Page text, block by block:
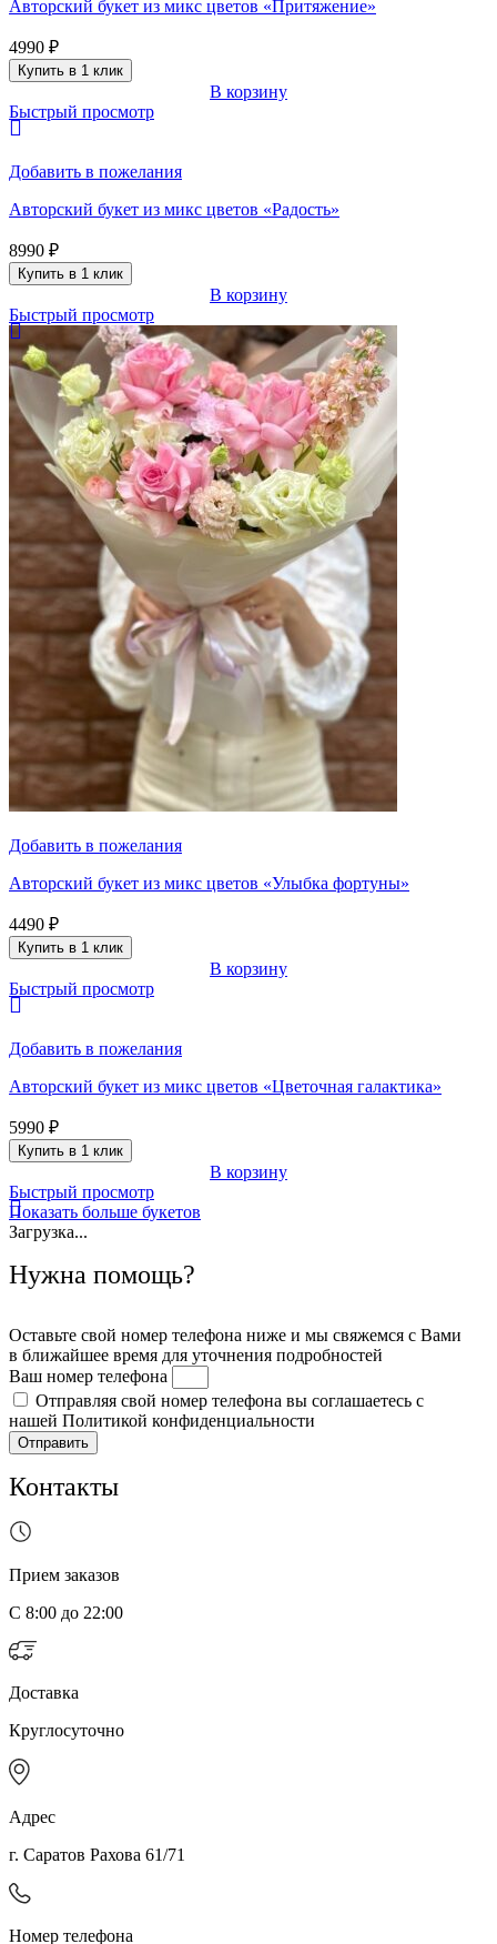
Авторский букет из микс цветов «Притяжение»
4990 ₽
Купить в 1 клик
В корзину
Быстрый просмотр
Добавить в пожелания
Авторский букет из микс цветов «Радость»
8990 ₽
Купить в 1 клик
В корзину
Быстрый просмотр
Добавить в пожелания
Авторский букет из микс цветов «Улыбка фортуны»
4490 ₽
Купить в 1 клик
В корзину
Быстрый просмотр
Добавить в пожелания
Авторский букет из микс цветов «Цветочная галактика»
5990 ₽
Купить в 1 клик
В корзину
Быстрый просмотр
Показать больше букетов
Загрузка...
Нужна помощь?
Оставьте свой номер телефона ниже и мы свяжемся с Вами
в ближайшее время для уточнения подробностей
Ваш номер телефона
Отправляя свой номер телефона вы соглашаетесь с
нашей Политикой конфиденциальности
Отправить
Контакты
Прием заказов
С 8:00 до 22:00
Доставка
Круглосуточно
Адрес
г. Саратов Рахова 61/71
Номер телефона